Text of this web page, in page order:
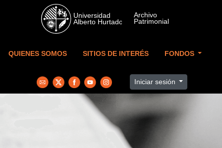
Skip to main content
QUIENES SOMOS SITIOS DE INTERÉS FONDOS
Iniciar sesión